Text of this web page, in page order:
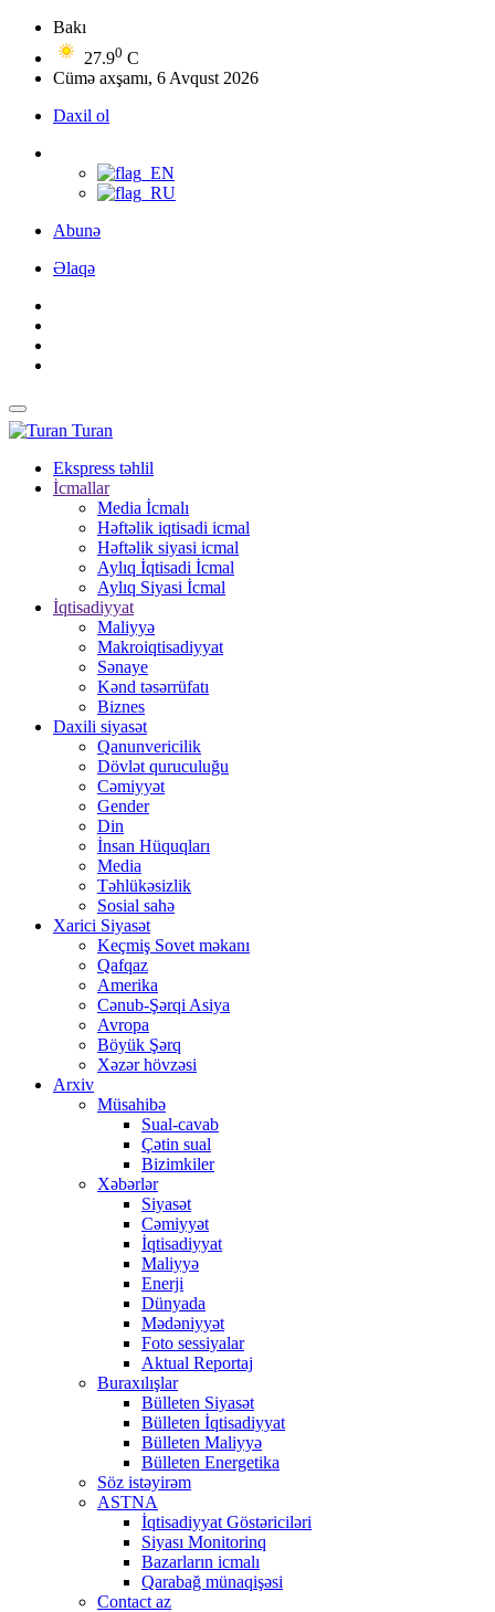
Bakı
27.90 C
Cümə axşamı, 6 Avqust 2026
Daxil ol
Abunə
Əlaqə
Turan
Ekspress təhlil
İcmallar
Media İcmalı
Həftəlik iqtisadi icmal
Həftəlik siyasi icmal
Aylıq İqtisadi İcmal
Aylıq Siyasi İcmal
İqtisadiyyat
Maliyyə
Makroiqtisadiyyat
Sənaye
Kənd təsərrüfatı
Biznes
Daxili siyasət
Qanunvericilik
Dövlət quruculuğu
Cəmiyyət
Gender
Din
İnsan Hüquqları
Media
Təhlükəsizlik
Sosial sahə
Xarici Siyasət
Keçmiş Sovet məkanı
Qafqaz
Amerika
Cənub-Şərqi Asiya
Avropa
Böyük Şərq
Xəzər hövzəsi
Arxiv
Müsahibə
Sual-cavab
Çətin sual
Bizimkiler
Xəbərlər
Siyasət
Cəmiyyət
İqtisadiyyat
Maliyyə
Enerji
Dünyada
Mədəniyyət
Foto sessiyalar
Aktual Reportaj
Buraxılışlar
Bülleten Siyasət
Bülleten İqtisadiyyat
Bülleten Maliyyə
Bülleten Energetika
Söz istəyirəm
ASTNA
İqtisadiyyat Göstəriciləri
Siyası Monitorinq
Bazarların icmalı
Qarabağ münaqişəsi
Contact az